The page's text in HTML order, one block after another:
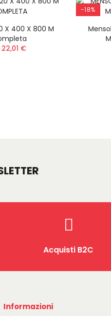
X 400 X 800 M
22,01 €
-18%
Acquisti B2C
Informazioni